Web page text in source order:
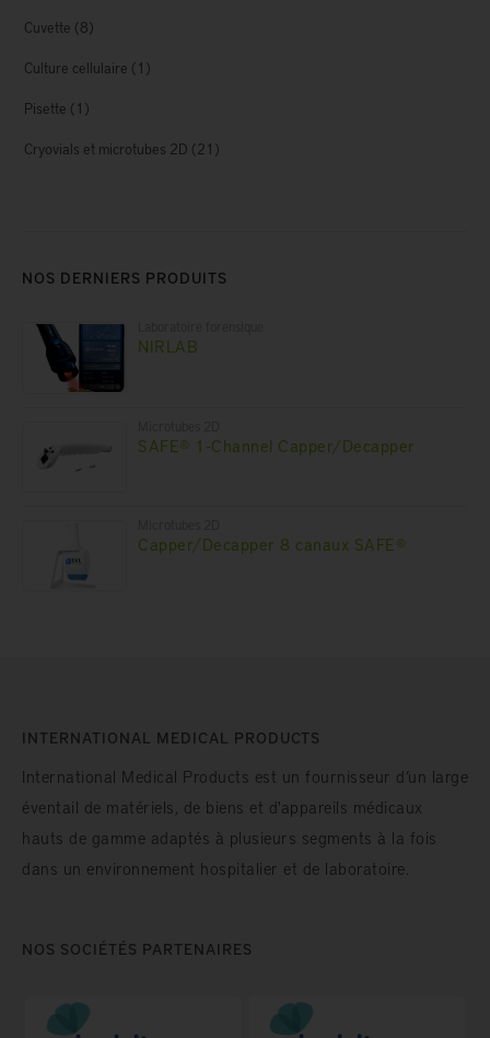
Cuvette (8)
Culture cellulaire (1)
Pisette (1)
Cryovials et microtubes 2D (21)
NOS DERNIERS PRODUITS
NIRLAB
SAFE® 1-Channel Capper/Decapper
Capper/Decapper 8 canaux SAFE®
INTERNATIONAL MEDICAL PRODUCTS
International Medical Products est un fournisseur d’un large
éventail de matériels, de biens et d'appareils médicaux
hauts de gamme adaptés à plusieurs segments à la fois
dans un environnement hospitalier et de laboratoire.
NOS SOCIÉTÉS PARTENAIRES